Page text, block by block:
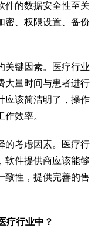
件的数据安全性至关
密、权限设置、备份
关键因素。医疗行业
大量时间与患者进行
应该简洁明了，操作
效率。
的考虑因素。医疗行
软件提供商应该能够
致性，提供完善的售
疗行业中？